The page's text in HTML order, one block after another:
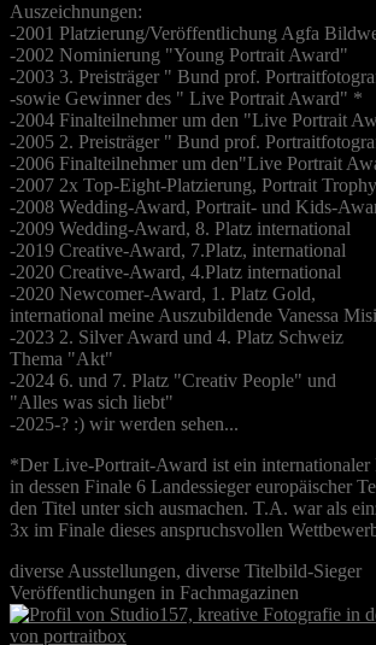
Auszeichnungen:
-2001 Platzierung/Veröffentlichung Agfa
-2002 Nominierung "Young Portrait Award"
-2003 3. Preisträger " Bund prof.
-sowie Gewinner des " Live Portrait Award" *
-2004 Finalteilnehmer um den "Live Portrait
-2005 2. Preisträger " Bund prof.
-2006 Finalteilnehmer um den"Live Portrait
-2007 2x Top-Eight-Platzierung, Portrait Trophy
-2008 Wedding-Award, Portrait- und Kids-
-2009 Wedding-Award, 8. Platz international
-2019 Creative-Award, 7.Platz, international
-2020 Creative-Award, 4.Platz international
-2020 Newcomer-Award, 1. Platz Gold,
international meine Auszubildende Vanessa
-2023 2. Silver Award und 4. Platz Schweiz
Thema "Akt"
-2024 6. und 7. Platz "Creativ People" und
"Alles was sich liebt"
-2025-? :) wir werden sehen...
*Der Live-Portrait-Award ist ein internationaler
in dessen Finale 6 Landessieger europäischer
den Titel unter sich ausmachen. T.A. war als
3x im Finale dieses anspruchsvollen
diverse Ausstellungen, diverse Titelbild-Sieger
Veröffentlichungen in Fachmagazinen